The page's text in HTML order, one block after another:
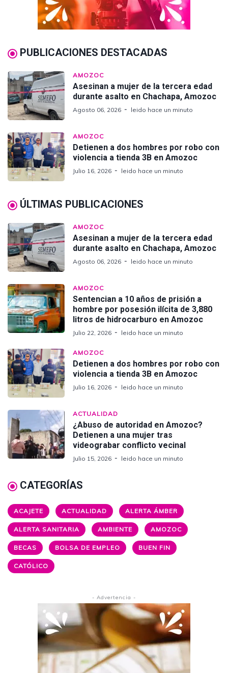
PUBLICACIONES DESTACADAS
AMOZOC
Asesinan a mujer de la tercera edad
durante asalto en Chachapa, Amozoc
Agosto 06, 2026 leido hace un minuto
AMOZOC
Detienen a dos hombres por robo con
violencia a tienda 3B en Amozoc
Julio 16, 2026 leido hace un minuto
ÚLTIMAS PUBLICACIONES
AMOZOC
Asesinan a mujer de la tercera edad
durante asalto en Chachapa, Amozoc
Agosto 06, 2026 leido hace un minuto
AMOZOC
Sentencian a 10 años de prisión a
hombre por posesión ilícita de 3,880
litros de hidrocarburo en Amozoc
Julio 22, 2026 leido hace un minuto
AMOZOC
Detienen a dos hombres por robo con
violencia a tienda 3B en Amozoc
Julio 16, 2026 leido hace un minuto
ACTUALIDAD
¿Abuso de autoridad en Amozoc?
Detienen a una mujer tras
videograbar conflicto vecinal
Julio 15, 2026 leido hace un minuto
CATEGORÍAS
ACAJETE ACTUALIDAD ALERTA ÁMBER
ALERTA SANITARIA AMBIENTE AMOZOC
BECAS BOLSA DE EMPLEO BUEN FIN
CATÓLICO
- Advertencia -